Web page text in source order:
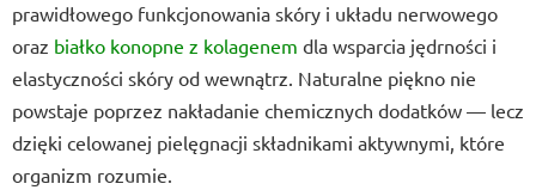
prawidłowego funkcjonowania skóry i układu nerwowego
oraz białko konopne z kolagenem dla wsparcia jędrności i
elastyczności skóry od wewnątrz. Naturalne piękno nie
powstaje poprzez nakładanie chemicznych dodatków — lecz
dzięki celowanej pielęgnacji składnikami aktywnymi, które
organizm rozumie.